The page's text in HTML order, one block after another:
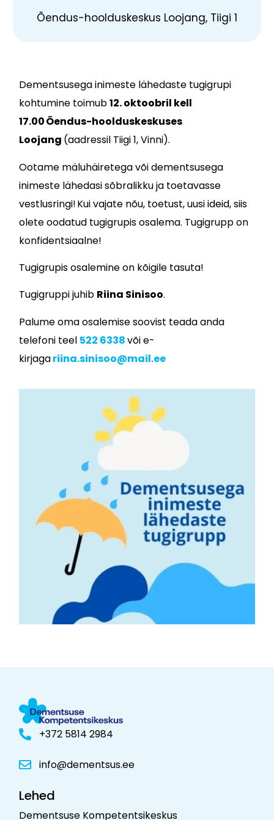
Õendus-hoolduskeskus Loojang, Tiigi 1
Dementsusega inimeste lähedaste tugigrupi
kohtumine toimub12. oktoobril kell
17.00Õendus-hoolduskeskuses
Loojang (aadressil Tiigi 1, Vinni).
Ootame mäluhäiretega või dementsusega
inimeste lähedasi sõbralikku ja toetavasse
vestlusringi! Kui vajate nõu, toetust, uusi ideid, siis
olete oodatud tugigrupis osalema. Tugigrupp on
konfidentsiaalne!
Tugigrupis osalemine on kõigile tasuta!
Tugigruppi juhib Riina Sinisoo.
Palume oma osalemise soovist teada anda
telefoni teel 522 6338või e-
kirjagariina.sinisoo@mail.ee
+372 5814 2984
info@dementsus.ee
Lehed
Dementsuse Kompetentsikeskus